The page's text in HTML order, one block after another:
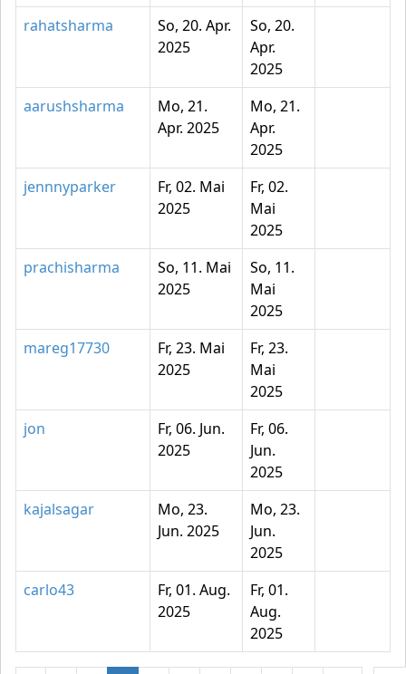
rahatsharma
So, 20. Apr.
2025
So, 20.
Apr.
2025
aarushsharma
Mo, 21.
Apr. 2025
Mo, 21.
Apr.
2025
jennnyparker
Fr, 02. Mai
2025
Fr, 02.
Mai
2025
prachisharma
So, 11. Mai
2025
So, 11.
Mai
2025
mareg17730
Fr, 23. Mai
2025
Fr, 23.
Mai
2025
jon
Fr, 06. Jun.
2025
Fr, 06.
Jun.
2025
kajalsagar
Mo, 23.
Jun. 2025
Mo, 23.
Jun.
2025
carlo43
Fr, 01. Aug.
2025
Fr, 01.
Aug.
2025